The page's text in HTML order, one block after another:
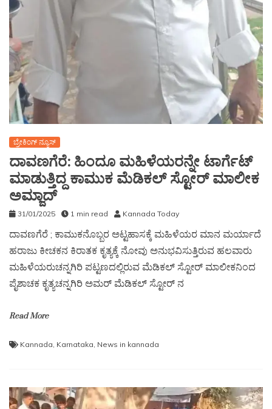
ಬ್ರೇಕಿಂಗ್ ನ್ಯೂಸ್
ದಾವಣಗೆರೆ: ಹಿಂದೂ ಮಹಿಳೆಯರನ್ನೇ ಟಾರ್ಗೆಟ್
ಮಾಡುತ್ತಿದ್ದ ಕಾಮುಕ ಮೆಡಿಕಲ್ ಸ್ಟೋರ್ ಮಾಲೀಕ
ಅಮ್ಜಾದ್
31/01/2025 1 min read Kannada Today
ದಾವಣಗೆರೆ ; ಕಾಮುಕನೊಬ್ಬರ ಅಟ್ಟಹಾಸಕ್ಕೆ ಮಹಿಳೆಯರ ಮಾನ ಮರ್ಯಾದೆ
ಹರಾಜು ಕೀಚಕನ ಕಿರಾತಕ ಕೃತ್ಯಕ್ಕೆ ನೋವು ಅನುಭವಿಸುತ್ತಿರುವ ಹಲವಾರು
ಮಹಿಳೆಯರುಚನ್ನಗಿರಿ ಪಟ್ಟಣದಲ್ಲಿರುವ ಮೆಡಿಕಲ್ ಸ್ಟೋರ್ ಮಾಲೀಕನಿಂದ
ಪೈಶಾಚಕ ಕೃತ್ಯಚನ್ನಗಿರಿ ಅಮರ್ ಮೆಡಿಕಲ್ ಸ್ಟೋರ್ ನ
Read More
Kannada Karnataka News in kannada